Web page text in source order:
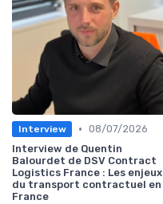
Interview • 08/07/2026
Interview de Quentin
Balourdet de DSV Contract
Logistics France : Les enjeux
du transport contractuel en
France